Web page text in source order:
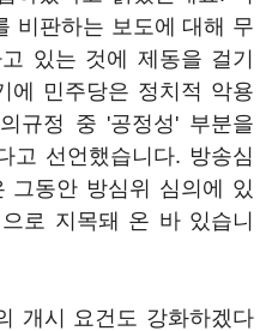
비판하는 보도에 대해 무
있는 것에 제동을 걸기
에 민주당은 정치적 악용
규정 중 '공정성' 부분을
고 선언했습니다. 방송심
그동안 방심위 심의에 있
로 지목돼 온 바 있습니
개시 요건도 강화하겠다